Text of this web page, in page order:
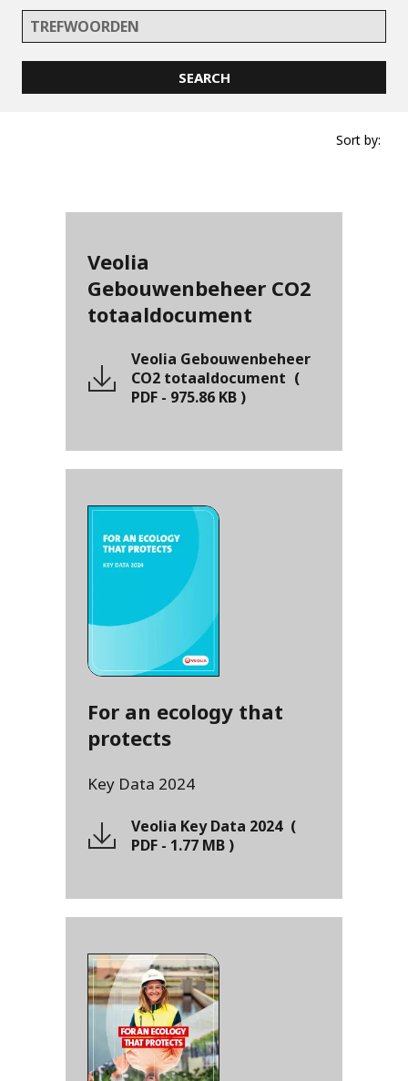
Sort by:
Veolia
Gebouwenbeheer CO2
totaaldocument
Veolia Gebouwenbeheer
CO2 totaaldocument (
PDF - 975.86 KB )
For an ecology that
protects
Key Data 2024
Veolia Key Data 2024 (
PDF - 1.77 MB )